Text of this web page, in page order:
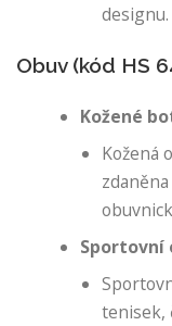
designu.
Obuv (kód HS
Kožené
Kožená
Sportovní